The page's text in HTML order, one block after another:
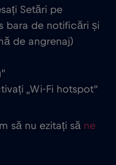
Setări pe
bara de notificări și
de angrenaj)
„Wi-Fi hotspot”
să nu ezitați să ne